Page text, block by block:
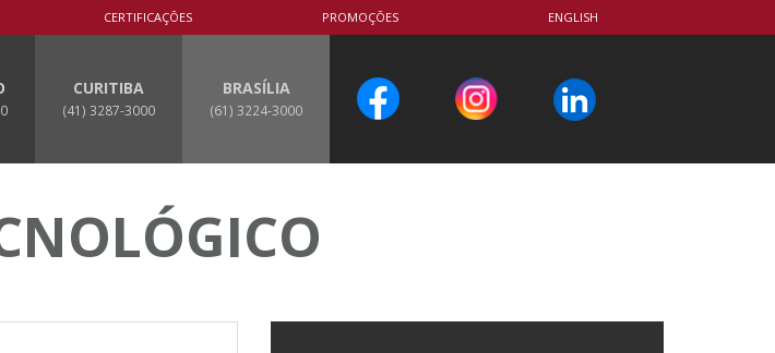
CERTIFICAÇÕES PROMOÇÕES ENGLISH
CURITIBA
(41) 3287-3000
BRASÍLIA
(61) 3224-3000